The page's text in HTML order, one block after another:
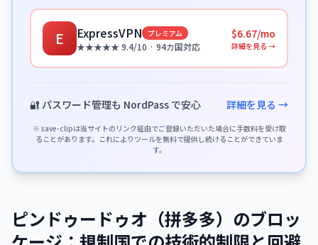
E ExpressVPN プレミアム
★★★★★ 9.4/10 · 94カ国対応
$6.67/mo
詳細を見る →
🔐 パスワード管理も NordPass で安心 詳細を見る →
※ save-clipは当サイトのリンク経由でご登録いただいた場合に手数料を受け取
ることがあります。これによりツールを無料で提供し続けることができていま
す。
ピンドゥードゥオ（拼多多）のブロッ